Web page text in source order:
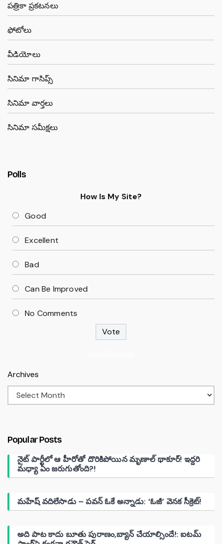
పత్రికా ప్రకటనలు
ఫోటోలు
వీడియోలు
సినిమా గాసిప్స్
సినిమా వార్తలు
సినిమా సమీక్షలు
Polls
How Is My Site?
Good
Excellent
Bad
Can Be Improved
No Comments
Archives
Popular Posts
నైట్ పార్టీలో ఆ హీరోతో దొరికిపోయిన మృణాల్ థాకూర్! ఇద్దరి
మధ్యా ఏం జరుగుతోంది?!
మహేష్ వదిలేసాడు – పవన్ ఓకే అన్నాడు: ‘ఓజీ’ వెనక సీక్రెట్!
అది పాట కాదు బూతు పురాణం,బ్యాన్ చేయాల్సిందే!: ఐటమ్